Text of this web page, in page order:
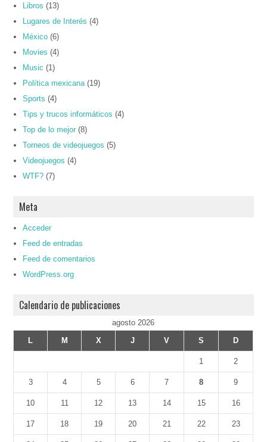
Libros (13)
Lugares de Interés (4)
México (6)
Movies (4)
Music (1)
Política mexicana (19)
Sports (4)
Tips y trucos informáticos (4)
Top de lo mejor (8)
Torneos de videojuegos (5)
Videojuegos (4)
WTF? (7)
Meta
Acceder
Feed de entradas
Feed de comentarios
WordPress.org
Calendario de publicaciones
agosto 2026
L
M X J V S D
1 2
3 4 5 6 7 8 9
10 11 12 13 14 15 16
17 18 19 20 21 22 23